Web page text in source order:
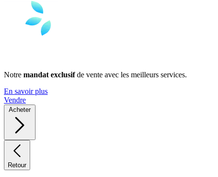
Notre mandat exclusifde vente avec les meilleurs services.
En savoir plus
Vendre
Acheter
Retour